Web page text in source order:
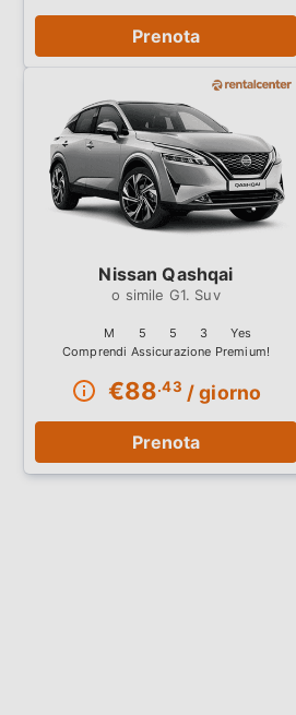
Prenota
€88.43 / giorno
M 5 5 3 Yes
Nissan Qashqai
G1. Suv
Prenota